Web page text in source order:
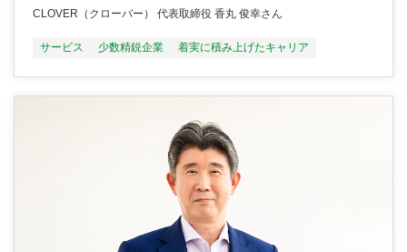
CLOVER（クローバー） 代表取締役 香丸 俊幸さん
サービス 少数精鋭企業 着実に積み上げたキャリア